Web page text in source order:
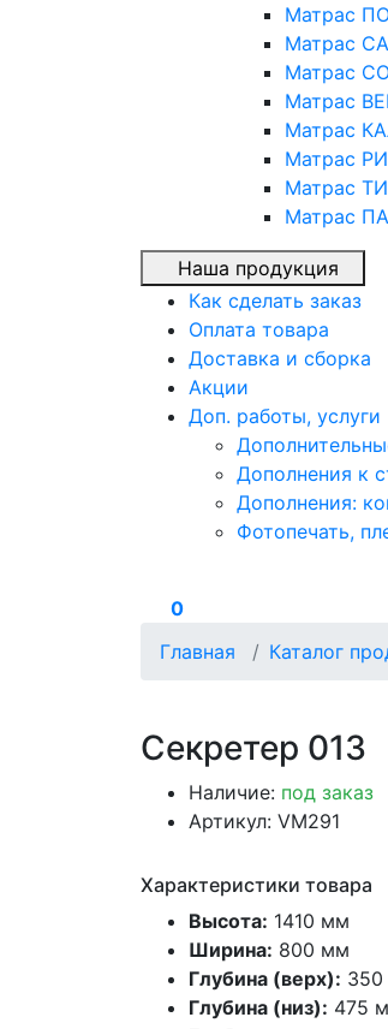
Матрас
Матрас
Матрас
Матрас
Матрас
Матрас
Матрас
Матрас
Наша продукция
Как сделать заказ
Оплата товара
Доставка и сборка
Акции
Доп. работы, услуги
Дополнения к
Дополнения:
Фотопечать,
0
Главная
Каталог
Секретер 013
Наличие: под заказ
Артикул: VM291
Характеристики товара
Высота: 1410 мм
Ширина: 800 мм
Глубина (верх):
Глубина (низ): 475